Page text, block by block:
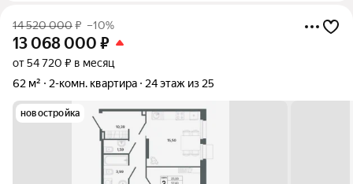
14 520 000₽ –10%
13 068 000 ₽
от 54 720 ₽ в месяц
62 м²
2-комн. квартира 24 этаж из 25
новостройка